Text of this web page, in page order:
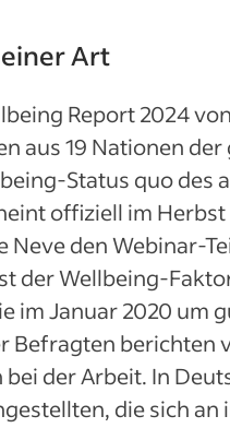
Art
Report 2024
aus 19 Nationen
Status quo des
offiziell im Herbst
Neve den Webinar-
der Wellbeing-
im Januar 2020 um
Befragten berichten
der Arbeit. In
die sich an